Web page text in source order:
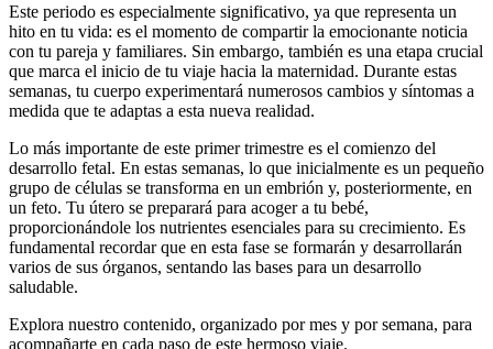
Este periodo es especialmente significativo, ya que representa un
hito en tu vida: es el momento de compartir la emocionante noticia
con tu pareja y familiares. Sin embargo, también es una etapa crucial
que marca el inicio de tu viaje hacia la maternidad. Durante estas
semanas, tu cuerpo experimentará numerosos cambios y síntomas a
medida que te adaptas a esta nueva realidad.
Lo más importante de este primer trimestre es el comienzo del
desarrollo fetal. En estas semanas, lo que inicialmente es un pequeño
grupo de células se transforma en un embrión y, posteriormente, en
un feto. Tu útero se preparará para acoger a tu bebé,
proporcionándole los nutrientes esenciales para su crecimiento. Es
fundamental recordar que en esta fase se formarán y desarrollarán
varios de sus órganos, sentando las bases para un desarrollo
saludable.
Explora nuestro contenido, organizado por mes y por semana, para
acompañarte en cada paso de este hermoso viaje.